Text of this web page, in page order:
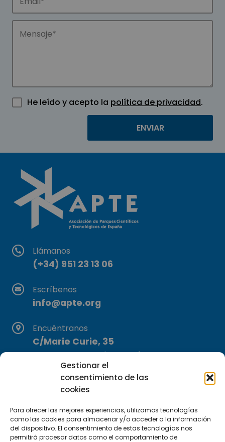
Gestionar el
consentimiento de las
cookies
Para ofrecer las mejores experiencias, utilizamos tecnologías
como las cookies para almacenar y/o acceder a la información
del dispositivo. El consentimiento de estas tecnologías nos
permitirá procesar datos como el comportamiento de
He leído y acepto la política de privacidad.
Llámanos
(+34) 951 23 13 06
Escríbenos
info@apte.org
Encuéntranos
C/Marie Curie, 35
29590 Campanillas, Málaga
Suscríbete a nuestra Newsletter